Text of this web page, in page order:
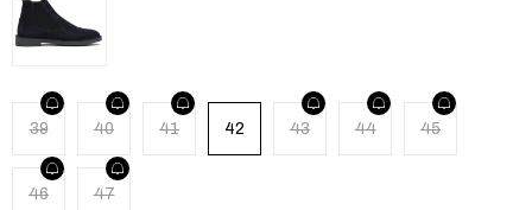
39 40 41 42 43 44 45
46 47